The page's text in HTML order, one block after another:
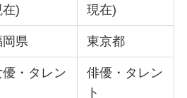
在)
現在)
岡県 東京都
優・タレン
俳優・タレン
ト